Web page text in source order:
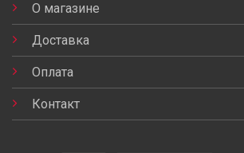
О магазине
Доставка
Оплата
Контакт